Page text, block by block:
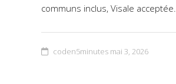
communs inclus, Visale acceptée.
coden5minutes mai 3, 2026